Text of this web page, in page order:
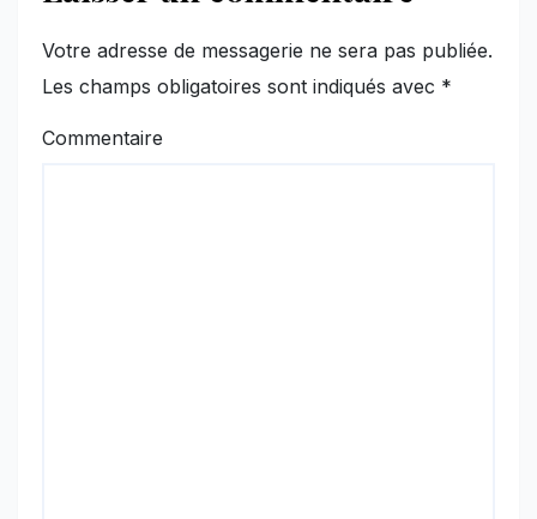
Votre adresse de messagerie ne sera pas publiée.
Les champs obligatoires sont indiqués avec *
Commentaire